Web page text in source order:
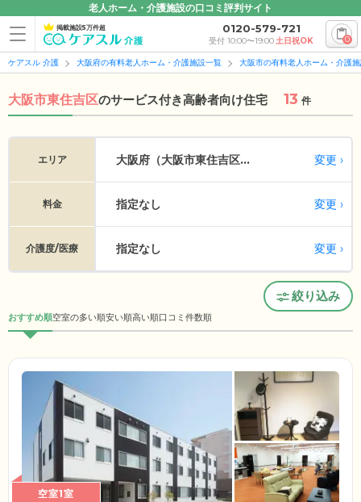
老人ホーム・介護施設の口コミ評判サイト
掲載施設5万件超 0120-579-721
受付 10:00〜19:00土日祝OK 0
ケアスル 介護 大阪府の有料老人ホーム・介護施設一覧 大阪市の有料老人ホーム・介護
大阪市東住吉区のサービス付き高齢者向け住宅 13 件
エリア 大阪府（大阪市東住吉区... 変更
料金 指定なし 変更
介護度/医療 指定なし 変更
絞り込み
おすすめ順空室の多い順安い順高い順口コミ件数順
空室1室